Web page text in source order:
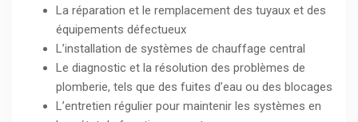
La réparation et le remplacement des tuyaux et des
équipements défectueux
L’installation de systèmes de chauffage central
Le diagnostic et la résolution des problèmes de
plomberie, tels que des fuites d’eau ou des blocages
L’entretien régulier pour maintenir les systèmes en